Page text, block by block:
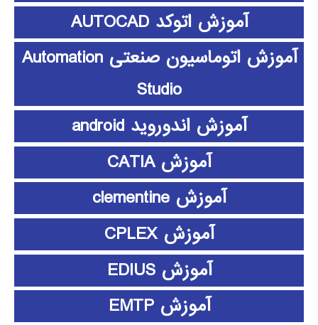
آموزش اتوکد AUTOCAD
آموزش اتوماسیون صنعتی Automation
Studio
آموزش اندوروید android
آموزش CATIA
آموزش clementine
آموزش CPLEX
آموزش EDIUS
آموزش EMTP